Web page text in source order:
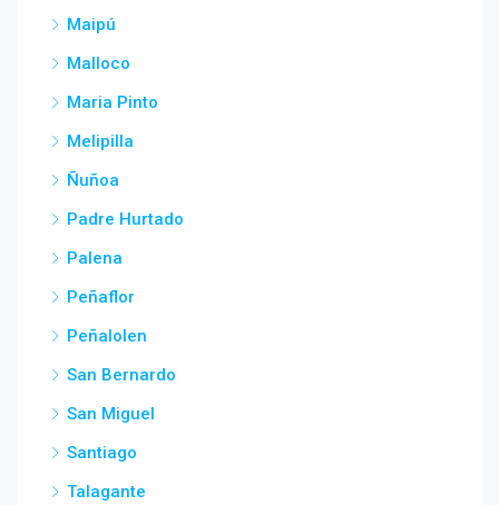
Maipú
Malloco
Maria Pinto
Melipilla
Ñuñoa
Padre Hurtado
Palena
Peñaflor
Peñalolen
San Bernardo
San Miguel
Santiago
Talagante